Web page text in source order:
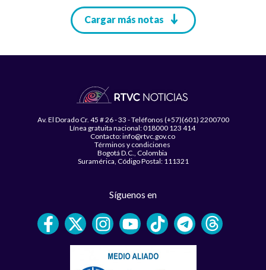
Cargar más notas
Av. El Dorado Cr. 45 # 26 - 33 - Teléfonos (+57)(601) 2200700
Línea gratuita nacional: 018000 123 414
Contacto: info@rtvc.gov.co
Términos y condiciones
Bogotá D.C., Colombia
Suramérica, Código Postal: 111321
Síguenos en